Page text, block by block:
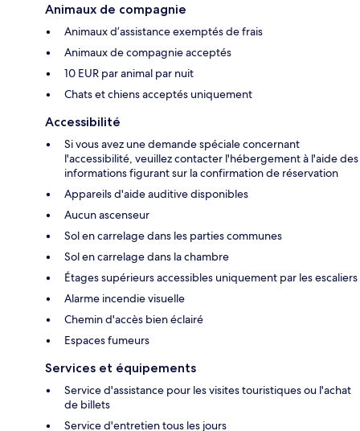
Animaux de compagnie
Animaux d’assistance exemptés de frais
Animaux de compagnie acceptés
10 EUR par animal par nuit
Chats et chiens acceptés uniquement
Accessibilité
Si vous avez une demande spéciale concernant
l'accessibilité, veuillez contacter l'hébergement à l'aide des
informations figurant sur la confirmation de réservation
Appareils d'aide auditive disponibles
Aucun ascenseur
Sol en carrelage dans les parties communes
Sol en carrelage dans la chambre
Étages supérieurs accessibles uniquement par les escaliers
Alarme incendie visuelle
Chemin d'accès bien éclairé
Espaces fumeurs
Services et équipements
Service d'assistance pour les visites touristiques ou l'achat
de billets
Service d'entretien tous les jours